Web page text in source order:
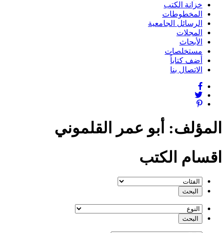
خزانة الكتب
المخطوطات
الرسائل الجامعية
المجلات
الأبحاث
مستخلصات
أضف كتاباً
الاتصال بنا
المؤلف: أبو عمر القلموني
اقسام الكتب